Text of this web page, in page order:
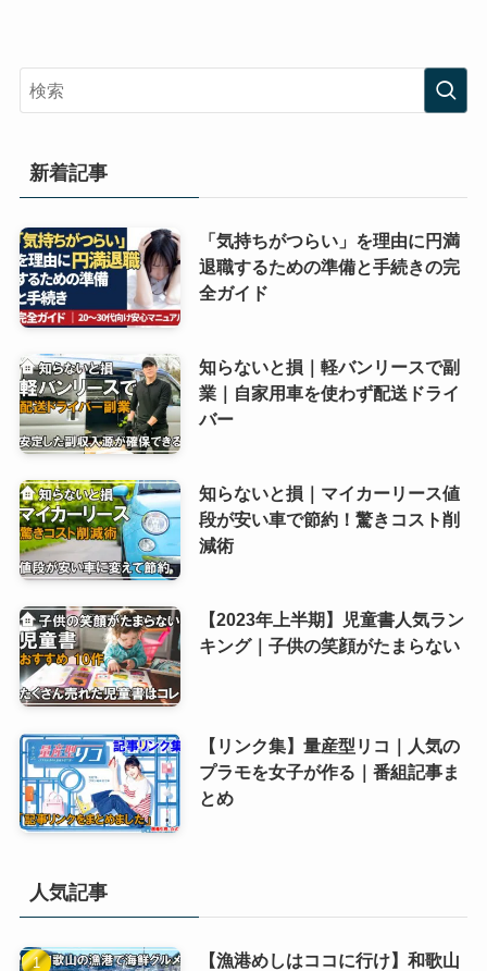
新着記事
「気持ちがつらい」を理由に円満
退職するための準備と手続きの完
全ガイド
知らないと損｜軽バンリースで副
業｜自家用車を使わず配送ドライ
バー
知らないと損｜マイカーリース値
段が安い車で節約！驚きコスト削
減術
【2023年上半期】児童書人気ラン
キング｜子供の笑顔がたまらない
【リンク集】量産型リコ｜人気の
プラモを女子が作る｜番組記事ま
とめ
人気記事
【漁港めしはココに行け】和歌山